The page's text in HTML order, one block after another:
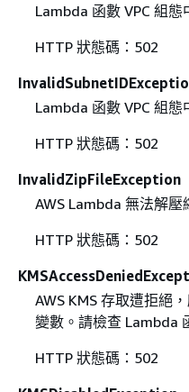
Lambda 函數 VPC 組態
HTTP 狀態碼：502
Lambda 函數 VPC 組態
HTTP 狀態碼：502
InvalidZipFileException
AWS Lambda 無法解壓
HTTP 狀態碼：502
AWS KMS 存取遭拒絕
變數。請檢查 Lambda
HTTP 狀態碼：502